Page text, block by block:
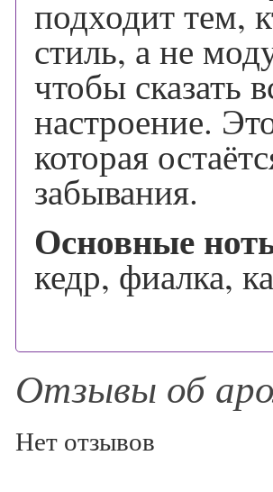
подходит тем,
стиль, а не
чтобы сказать
настроение.
которая
забывания.
Основные
кедр, фиалка,
Отзывы об
Нет отзывов